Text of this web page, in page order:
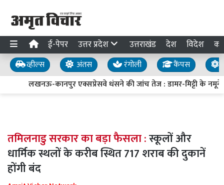
ई-पेपर उत्तर प्रदेश उत्तराखंड देश विदेश
व्हील्स अंतस रंगोली कैंपस
लखनऊ-कानपुर एक्सप्रेसवे धंसने की जांच तेज : डामर-मिट्टी के नमूने
तमिलनाडु सरकार का बड़ा फैसला :स्कूलों और
धार्मिक स्थलों के करीब स्थित 717 शराब की दुकानें
होंगी बंद